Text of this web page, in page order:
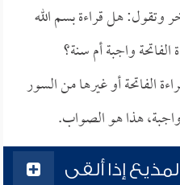
وتقول: هل قراءة بسم الله
واجبة أم سنة؟
الفاتحة أو غيرها من السور
هذا هو الصواب.
إذا ألقى